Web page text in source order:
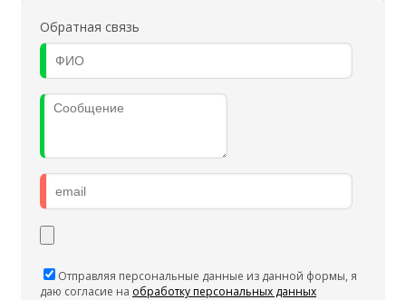
Обратная связь
Отправляя персональные данные из данной формы, я
даю согласие на обработку персональных данных